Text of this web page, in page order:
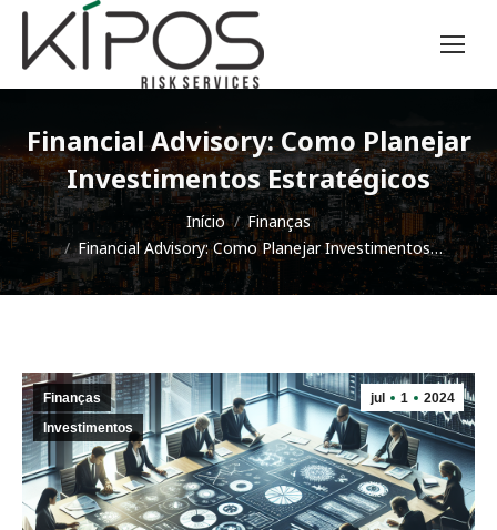
Financial Advisory: Como Planejar
Investimentos Estratégicos
Você está aqui: Início
Finanças
Financial Advisory: Como Planejar Investimentos…
jul 1 2024
Finanças
Investimentos